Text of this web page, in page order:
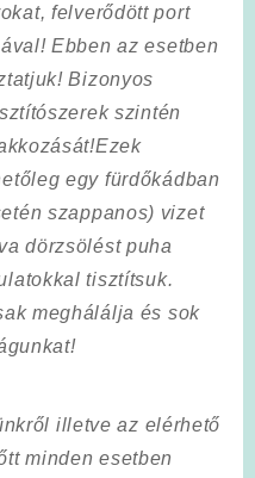
felverődött port
Ebben az esetben
Bizonyos
szintén
Ezek
egy fürdőkádban
szappanos) vizet
dörzsölést puha
tisztítsuk.
meghálálja és sok
illetve az elérhető
minden esetben